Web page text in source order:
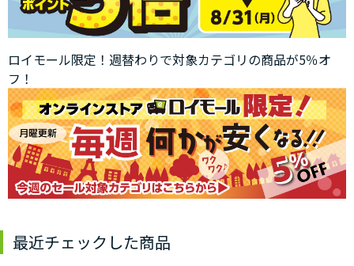
ロイモール限定！週替わりで対象カテゴリの商品が5％オ
フ！
最近チェックした商品